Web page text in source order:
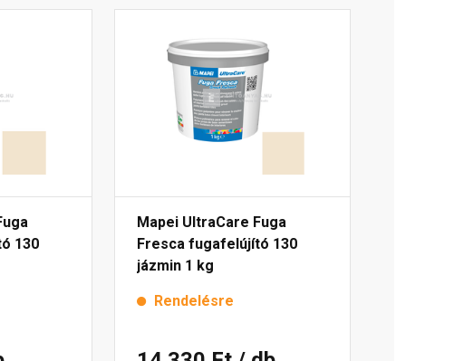
130
Mapei UltraCare Fuga
Fresca fugafelújító 130
jázmin 1 kg
Rendelésre